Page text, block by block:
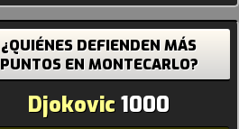
¿QUIÉNES DEFIENDEN MÁS
PUNTOS EN MONTECARLO?
Djokovic1000